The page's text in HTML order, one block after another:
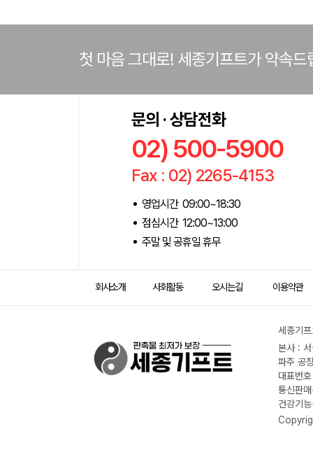
첫 마음 그대로! 세종기프트가 약속드
문의 · 상담전화
02) 500-5900
Fax : 02) 2265-4153
영업시간 09:00~18:30
점심시간 12:00~13:00
주말 및 공휴일 휴무
회사소개 사회활동 오시는길 이용약관
세종기
본사 :
파주 공
대표번
통신판
건강기